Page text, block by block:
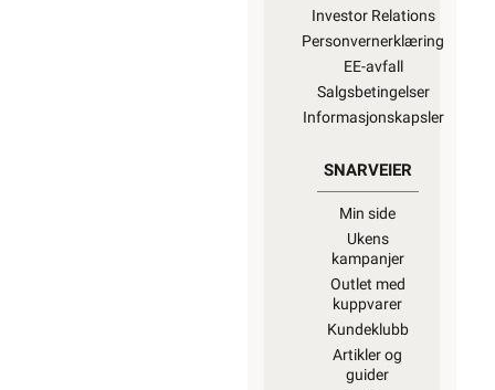
Investor Relations
Personvernerklæring
EE-avfall
Salgsbetingelser
Informasjonskapsler
SNARVEIER
Min side
Ukens
kampanjer
Outlet med
kuppvarer
Kundeklubb
Artikler og
guider